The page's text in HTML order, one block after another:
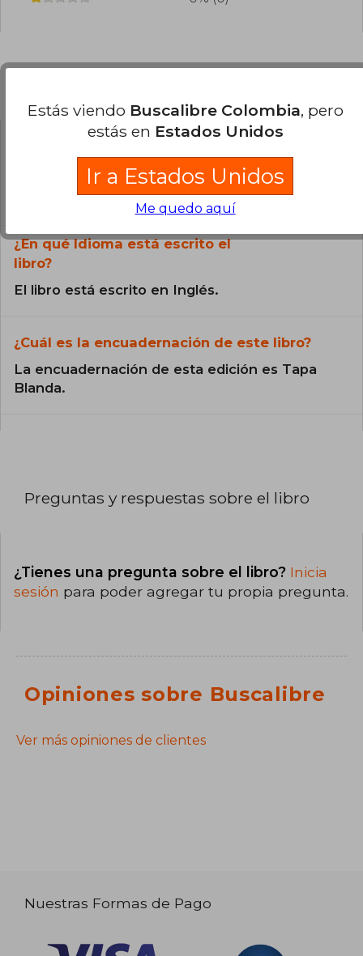
¿El libro es original?
Todos los libros de nuestro
catálogo son Originales.
¿En qué Idioma está escrito el
libro?
El libro está escrito en Inglés.
¿Cuál es la encuadernación de este libro?
La encuadernación de esta edición es Tapa
Blanda.
Preguntas y respuestas sobre el libro
¿Tienes una pregunta sobre el libro? Inicia
sesión para poder agregar tu propia pregunta.
Opiniones sobre Buscalibre
Ver más opiniones de clientes
Nuestras Formas de Pago
Estás viendo Buscalibre Colombia, pero
estás en Estados Unidos
Ir a Estados Unidos
Me quedo aquí